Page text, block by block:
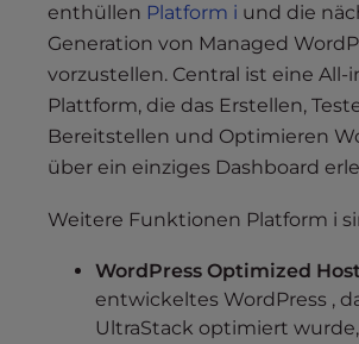
enthüllen Platform i und die
Generation von Managed
vorzustellen. Central ist eine All-
Plattform, die das Erstellen,
Bereitstellen und Optimieren
über ein einziges Dashboard
Weitere Funktionen Platform i
WordPress Optimized
entwickeltes WordPress ,
UltraStack optimiert